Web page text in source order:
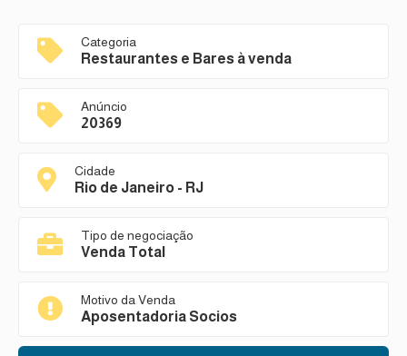
Categoria
Restaurantes e Bares à venda
Anúncio
20369
Cidade
Rio de Janeiro - RJ
Tipo de negociação
Venda Total
Motivo da Venda
Aposentadoria Socios